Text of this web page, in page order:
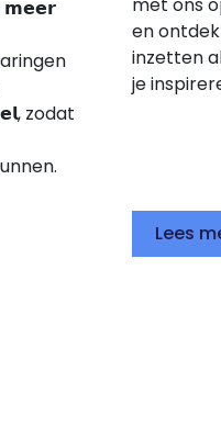
𝗺𝗲𝗲𝗿
zodat
en
inzetten
je
Lees